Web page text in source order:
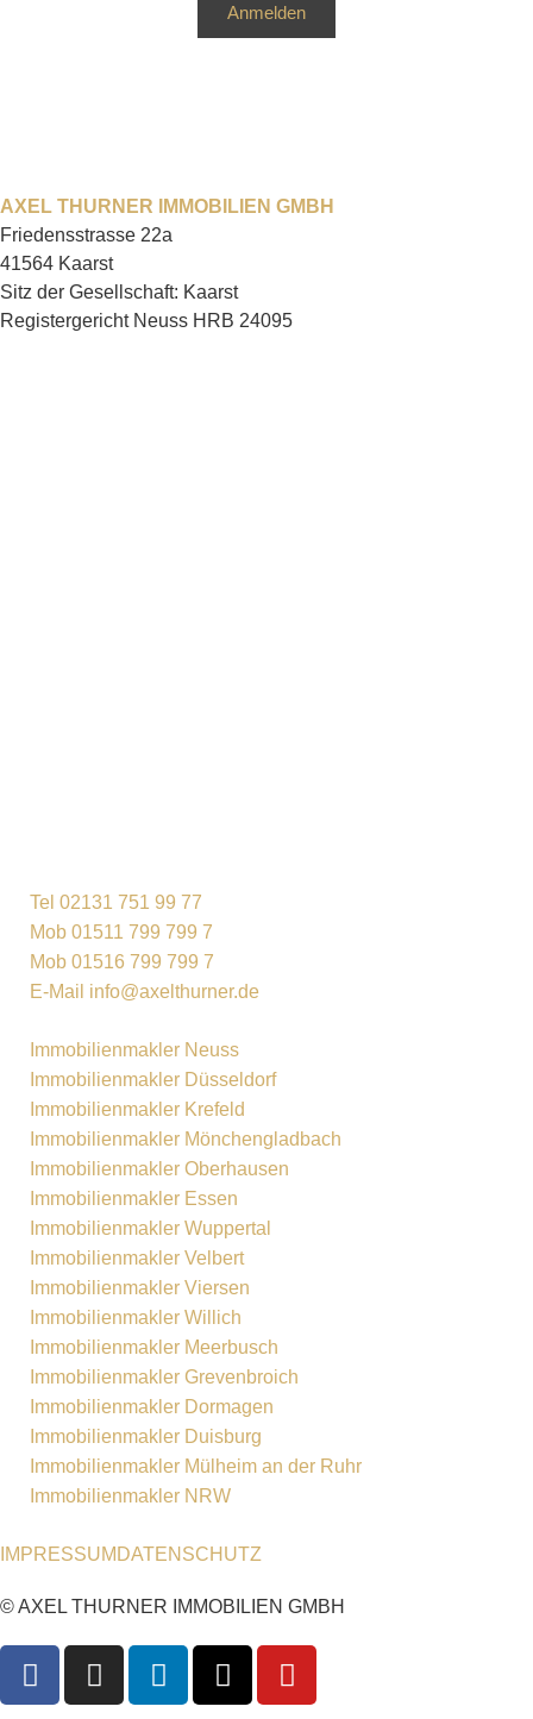
Anmelden
AXEL THURNER IMMOBILIEN GMBH
Friedensstrasse 22a
41564 Kaarst
Sitz der Gesellschaft: Kaarst
Registergericht Neuss HRB 24095
Tel 02131 751 99 77
Mob 01511 799 799 7
Mob 01516 799 799 7
E-Mail info@axelthurner.de
Immobilienmakler Neuss
Immobilienmakler Düsseldorf
Immobilienmakler Krefeld
Immobilienmakler Mönchengladbach
Immobilienmakler Oberhausen
Immobilienmakler Essen
Immobilienmakler Wuppertal
Immobilienmakler Velbert
Immobilienmakler Viersen
Immobilienmakler Willich
Immobilienmakler Meerbusch
Immobilienmakler Grevenbroich
Immobilienmakler Dormagen
Immobilienmakler Duisburg
Immobilienmakler Mülheim an der Ruhr
Immobilienmakler NRW
IMPRESSUM DATENSCHUTZ
© AXEL THURNER IMMOBILIEN GMBH